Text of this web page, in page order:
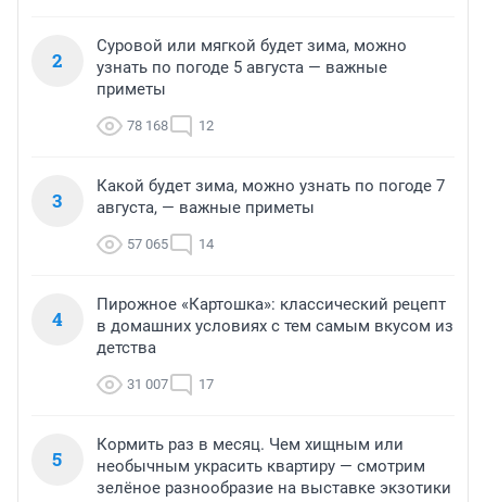
2
Суровой или мягкой будет зима, можно
узнать по погоде 5 августа — важные
приметы
78 168 12
3
Какой будет зима, можно узнать по погоде 7
августа, — важные приметы
57 065 14
4
Пирожное «Картошка»: классический рецепт
в домашних условиях с тем самым вкусом из
детства
31 007 17
5
Кормить раз в месяц. Чем хищным или
необычным украсить квартиру — смотрим
зелёное разнообразие на выставке экзотики